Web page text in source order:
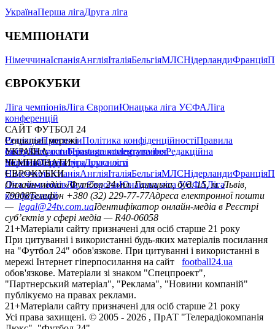
УкраїнаПерша лігаДруга ліга
ЧЕМПІОНАТИ
НімеччинаІспаніяАнгліяІталіяБельгіяМЛСНідерландиФранція
ЄВРОКУБКИ
Ліга чемпіонівЛіга ЄвропиЮнацька ліга УЄФАЛіга
конференцій
САЙТ ФУТБОЛ 24
РедакціяПрогнозиПолітика конфіденційностіПравила
сайтуКонтактиПравила коментуванняРедакційна
політикаСтруктура власності
Соціальні мережі
facebookxyoutubeinstagramtelegramviber
УКРАЇНА
УкраїнаПерша лігаДруга ліга
ЧЕМПІОНАТИ
НімеччинаІспаніяАнгліяІталіяБельгіяМЛСНідерландиФранція
ЄВРОКУБКИ
Ліга чемпіонівЛіга ЄвропиЮнацька ліга УЄФАЛіга
конференцій
Онлайн-медіа «Футбол 24»пл. Галицька, буд. 15, м. Львів,
79008Телефон +380 (32) 229-77-77Адреса електронної пошти
— legal@24tv.com.uaІдентифікатор онлайн-медіа в Реєстрі
суб’єктів у сфері медіа — R40-06058
21+Матеріали сайту призначені для осіб старше 21 року
При цитуванні і використанні будь-яких матеріалів посилання
на "Футбол 24" обов'язкове. При цитуванні і використанні в
мережі Інтернет гіперпосилання на сайт
football24.ua
обов'язкове. Матеріали зі знаком "Спецпроект",
"Партнерський матеріал", "Реклама", "Новини компаній"
публікуємо на правах реклами.
21+Матеріали сайту призначені для осіб старше 21 року
Усi права захищенi. © 2005 - 2026 , ПрАТ "Телерадіокомпанія